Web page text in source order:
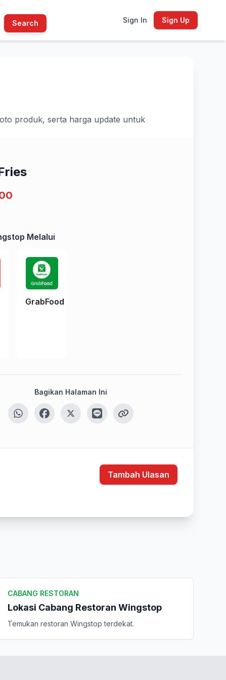
Search Sign In Sign Up
produk, serta harga update untuk
Melalui
GrabFood
Bagikan Halaman Ini
Tambah Ulasan
CABANG RESTORAN
Lokasi Cabang Restoran Wingstop
Temukan restoran Wingstop terdekat.